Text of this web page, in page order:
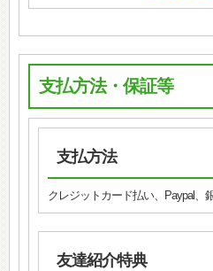
支払方法・保証等
支払方法
クレジットカード払い、Paypal、
友達紹介特典